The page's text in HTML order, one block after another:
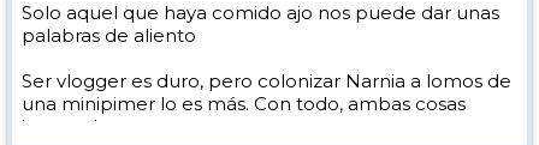
Solo aquel que haya comido ajo nos puede dar unas
palabras de aliento
Ser vlogger es duro, pero colonizar Narnia a lomos de
una minipimer lo es más. Con todo, ambas cosas
intento hacer.